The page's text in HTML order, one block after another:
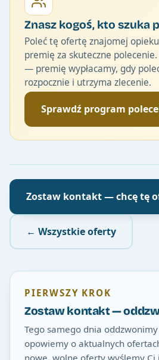
Znasz kogoś, kto szuka
Poleć tę ofertę znajomej
premię za skuteczne
— premię wypłacamy, gdy
rozpocznie i utrzyma zlecenie.
Sprawdź program
Zostaw kontakt — chcę tę
← Wszystkie oferty
PIERWSZY KROK
Zostaw kontakt —
Tego samego dnia
opowiemy o aktualnych
nowe, wolne oferty wyślemy Ci